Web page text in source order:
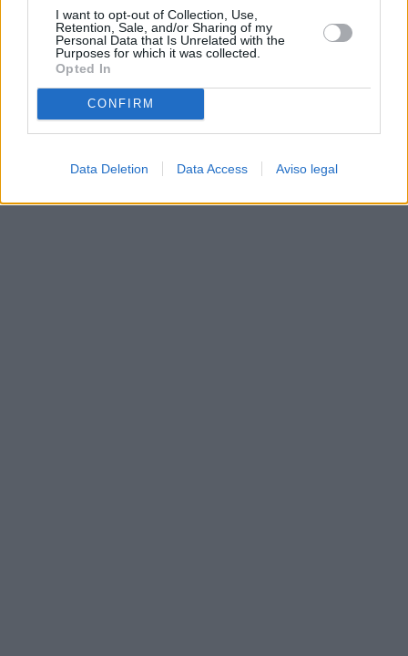
I want to opt-out of Collection, Use,
Retention, Sale, and/or Sharing of my
Personal Data that Is Unrelated with the
Purposes for which it was collected.
Opted In
CONFIRM
Data Deletion Data Access Aviso legal